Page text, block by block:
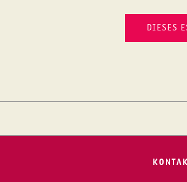
DIESES